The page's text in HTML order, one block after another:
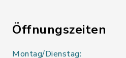
Öffnungszeiten
Montag/Dienstag: